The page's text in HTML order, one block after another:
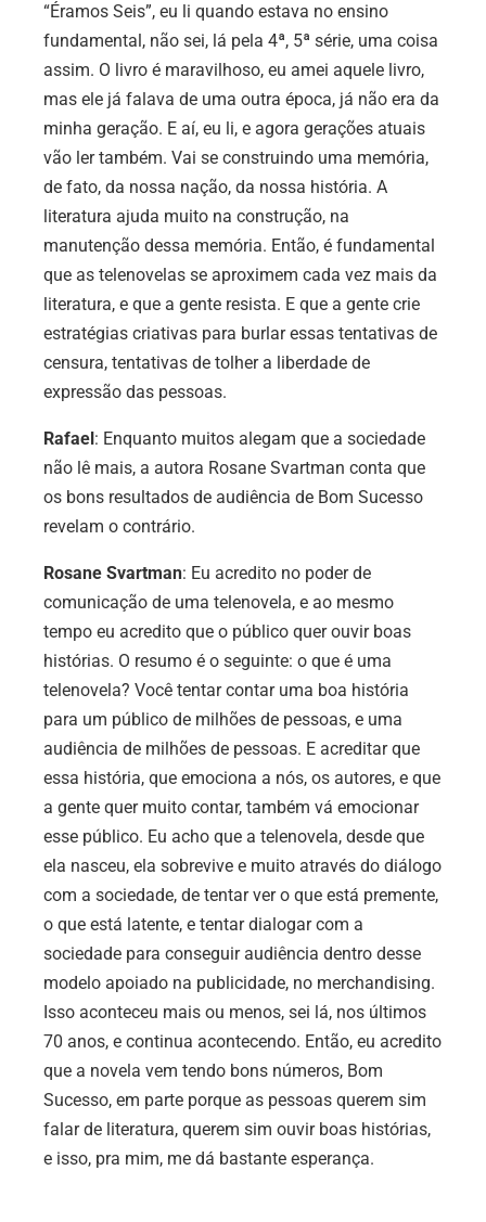
“Éramos Seis”, eu li quando estava no ensino
fundamental, não sei, lá pela 4ª, 5ª série, uma coisa
assim. O livro é maravilhoso, eu amei aquele livro,
mas ele já falava de uma outra época, já não era da
minha geração. E aí, eu li, e agora gerações atuais
vão ler também. Vai se construindo uma memória,
de fato, da nossa nação, da nossa história. A
literatura ajuda muito na construção, na
manutenção dessa memória. Então, é fundamental
que as telenovelas se aproximem cada vez mais da
literatura, e que a gente resista. E que a gente crie
estratégias criativas para burlar essas tentativas de
censura, tentativas de tolher a liberdade de
expressão das pessoas.
Rafael : Enquanto muitos alegam que a sociedade
não lê mais, a autora Rosane Svartman conta que
os bons resultados de audiência de Bom Sucesso
revelam o contrário.
Rosane Svartman: Eu acredito no poder de
comunicação de uma telenovela, e ao mesmo
tempo eu acredito que o público quer ouvir boas
histórias. O resumo é o seguinte: o que é uma
telenovela? Você tentar contar uma boa história
para um público de milhões de pessoas, e uma
audiência de milhões de pessoas. E acreditar que
essa história, que emociona a nós, os autores, e que
a gente quer muito contar, também vá emocionar
esse público. Eu acho que a telenovela, desde que
ela nasceu, ela sobrevive e muito através do diálogo
com a sociedade, de tentar ver o que está premente,
o que está latente, e tentar dialogar com a
sociedade para conseguir audiência dentro desse
modelo apoiado na publicidade, no merchandising.
Isso aconteceu mais ou menos, sei lá, nos últimos
70 anos, e continua acontecendo. Então, eu acredito
que a novela vem tendo bons números, Bom
Sucesso, em parte porque as pessoas querem sim
falar de literatura, querem sim ouvir boas histórias,
e isso, pra mim, me dá bastante esperança.